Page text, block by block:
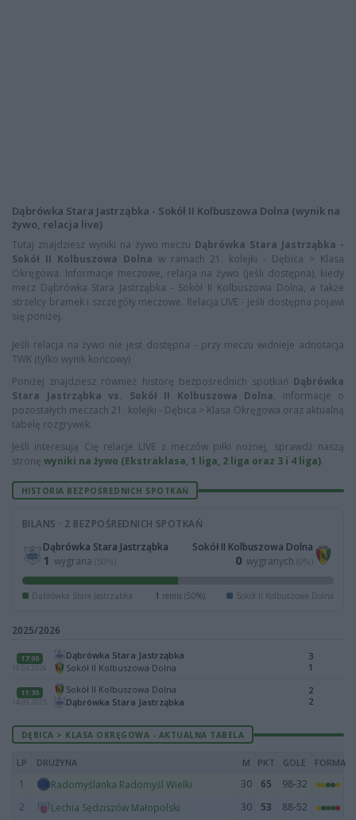
Dąbrówka Stara Jastrząbka - Sokół II Kolbuszowa Dolna (wynik na
żywo, relacja live)
Tutaj znajdziesz wyniki na żywo meczu Dąbrówka Stara Jastrząbka -
Sokół II Kolbuszowa Dolna w ramach 21. kolejki - Dębica > Klasa
Okręgowa. Informacje meczowe, relacja na żywo (jeśli dostępna), kiedy
mecz Dąbrówka Stara Jastrząbka - Sokół II Kolbuszowa Dolna, a także
strzelcy bramek i szczegóły meczowe. Relacja LIVE - jeśli dostępna pojawi
się poniżej.
Jeśli relacja na żywo nie jest dostępna - przy meczu widnieje adnotacja
TWK (tylko wynik końcowy)
Poniżej znajdziesz również historę bezpośrednich spotkań Dąbrówka
Stara Jastrząbka vs. Sokół II Kolbuszowa Dolna, informacje o
pozostałych meczach 21. kolejki - Dębica > Klasa Okręgowa oraz aktualną
tabelę rozgrywek.
Jeśli interesują Cię relacje LIVE z meczów piłki nożnej, sprawdź naszą
stronę wyniki na żywo (Ekstraklasa, 1 liga, 2 liga oraz 3 i 4 liga).
HISTORIA BEZPOŚREDNICH SPOTKAŃ
BILANS · 2 BEZPOŚREDNICH SPOTKAŃ
Dąbrówka Stara Jastrząbka
1 wygrana (50%)
Sokół II Kolbuszowa Dolna
0 wygranych (0%)
Dąbrówka Stara Jastrząbka 1 remis (50%) Sokół II Kolbuszowa Dolna
2025/2026
17:00
19.04.2026
Dąbrówka Stara Jastrząbka
Sokół II Kolbuszowa Dolna
3
1
11:30
14.09.2025
Sokół II Kolbuszowa Dolna
Dąbrówka Stara Jastrząbka
2
2
DĘBICA > KLASA OKRĘGOWA - AKTUALNA TABELA
LP DRUŻYNA M PKT GOLE FORMA
1 Radomyślanka Radomyśl Wielki 30 65
98-32
2
Lechia Sędziszów Małopolski 30 53
88-52